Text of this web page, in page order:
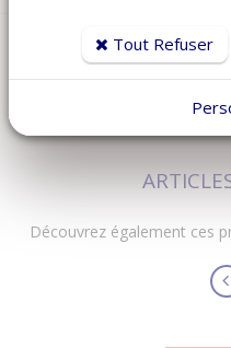
Découvrez également ces
Tout Refuser